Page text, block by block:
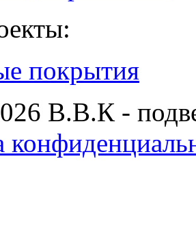
покрытия
В.В.К -